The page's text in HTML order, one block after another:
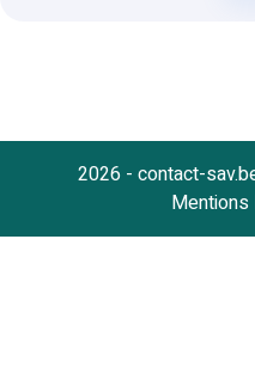
2026 - contact-